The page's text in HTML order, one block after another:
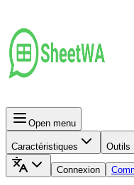
Open menu
Caractéristiques Outils
Connexion